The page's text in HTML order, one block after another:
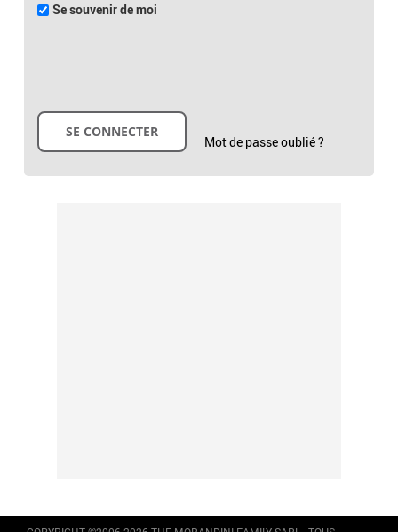
Se souvenir de moi
Mot de passe oublié ?